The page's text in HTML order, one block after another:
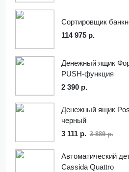
Сортировщик
114 975 р.
Денежный ящик
PUSH-функция
2 390 р.
Денежный ящик
черный
3 111 р. 3 889 р.
Автоматический
Cassida Quattro